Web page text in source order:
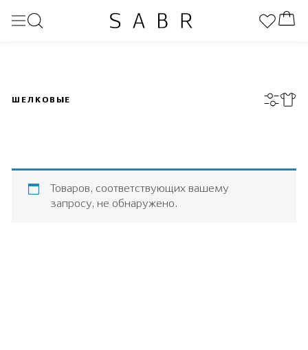
ШЕЛКОВЫЕ
Товаров, соответствующих вашему
запросу, не обнаружено.